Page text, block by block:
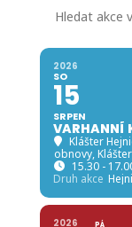
2026
SO
15
SRPEN
VARHANNÍ
Klášter
obnovy,
15.30 -
Druh akce
2026 PÁ